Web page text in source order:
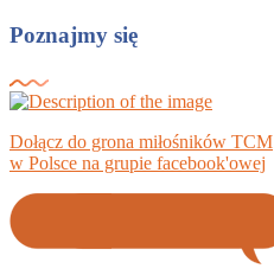
Poznajmy się
Dołącz do grona miłośników TCM
w Polsce na grupie facebook'owej